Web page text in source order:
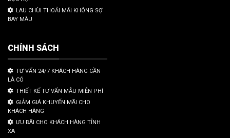
LAU CHÙI THOẢI MÁI KHÔNG SỢ
BAY MÀU
CHÍNH SÁCH
TƯ VẤN 24/7 KHÁCH HÀNG CẦN
LÀ CÓ
THIẾT KẾ TƯ VẤN MẪU MIỄN PHÍ
GIẢM GIÁ KHUYẾN MÃI CHO
KHÁCH HÀNG
ƯU ĐÃI CHO KHÁCH HÀNG TỈNH
XA